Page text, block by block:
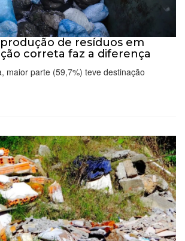
de resíduos em
correta faz a diferença
maior parte (59,7%) teve destinação